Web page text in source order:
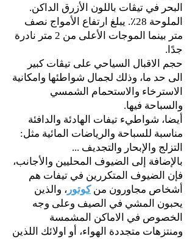
البحر في تيڤات باللون الأزرق الداكن.
الملوحة 28٪. يبلغ ارتفاع الأمواج نصف
متر بينما الموجات الأعلى من 2 متر نادرة
جدًا.
حجم الاقبال السياحي على تيڤات كبير
الى حد ما، وذلك لجمال شواطئها وامكانية
الاسترخاء والاستحمام الشمسي
والسباحة فيها.
أيضا، شواطيء تيفات الهادئة والدافئة
مناسبة للسباحة والرياضات المائية مثل:
التزلج والإبحار والتجديف ...
بالإضافة إلى الضيوف المحليين والأجانب،
فإن الضيوف المتكررين في تيفات هم
أشخاص مجاورون منكوتور ، والذين
يحبون المشي في الصيف وعلى وجه
الخصوص في الاماكن المشمسة
ومنتزهات متجددة الهواء، أو اولائك اللذين